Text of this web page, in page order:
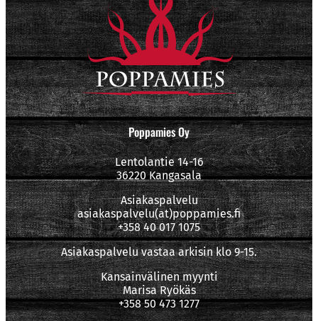
Poppamies Oy
Lentolantie 14-16
36220 Kangasala
Asiakaspalvelu
asiakaspalvelu(at)poppamies.fi
+358 40 017 1075
Asiakaspalvelu vastaa arkisin klo 9-15.
Kansainvälinen myynti
Marisa Ryökäs
+358 50 473 1277